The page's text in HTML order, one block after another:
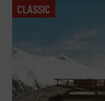
CLASSIC